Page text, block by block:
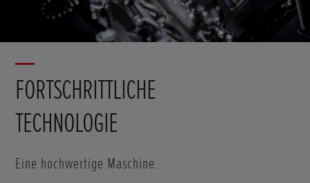
FORTSCHRITTLICHE
TECHNOLOGIE
Eine hochwertige Maschine.